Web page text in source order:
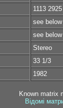
1113 2925
see below
see below
Stereo
33 1/3
1982
Known matrix
Відомі